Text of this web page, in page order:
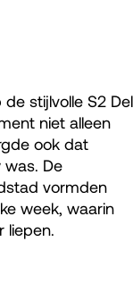
stijlvolle S2 Del
niet alleen
ook dat
De
vormden
week, waarin
liepen.